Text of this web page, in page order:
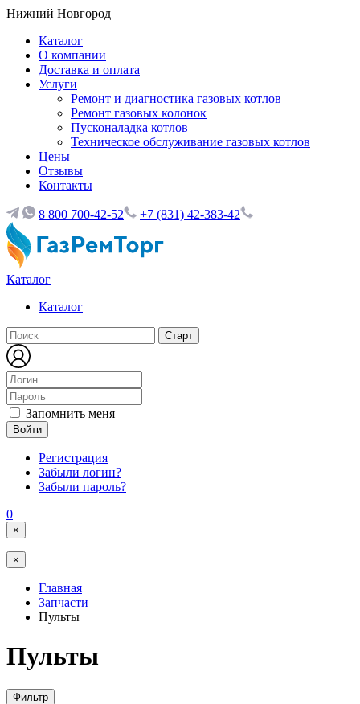
Нижний Новгород
Каталог
О компании
Доставка и оплата
Услуги
Ремонт и диагностика газовых котлов
Ремонт газовых колонок
Пусконаладка котлов
Техническое обслуживание газовых котлов
Цены
Отзывы
Контакты
8 800 700-42-52 +7 (831) 42-383-42
Каталог
Каталог
Запомнить меня
Войти
Регистрация
Забыли логин?
Забыли пароль?
0
×
×
Главная
Запчасти
Пульты
Пульты
Фильтр